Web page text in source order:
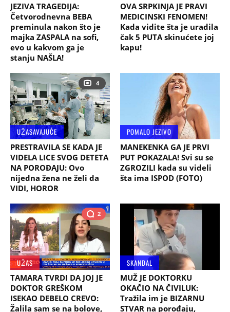
JEZIVA TRAGEDIJA:
Četvorodnevna BEBA
preminula nakon što je
majka ZASPALA na sofi,
evo u kakvom ga je
stanju NAŠLA!
OVA SRPKINJA JE PRAVI
MEDICINSKI FENOMEN!
Kada vidite šta je uradila
čak 5 PUTA skinućete joj
kapu!
4
UŽASAVAJUĆE
PRESTRAVILA SE KADA JE
VIDELA LICE SVOG DETETA
NA POROĐAJU: Ovo
nijedna žena ne želi da
VIDI, HOROR
POMALO JEZIVO
MANEKENKA GA JE PRVI
PUT POKAZALA! Svi su se
ZGROZILI kada su videli
šta ima ISPOD (FOTO)
2
UŽAS
TAMARA TVRDI DA JOJ JE
DOKTOR GREŠKOM
ISEKAO DEBELO CREVO:
Žalila sam se na bolove,
SKANDAL
MUŽ JE DOKTORKU
OKAČIO NA ČIVILUK:
Tražila im je BIZARNU
STVAR na porođaju,